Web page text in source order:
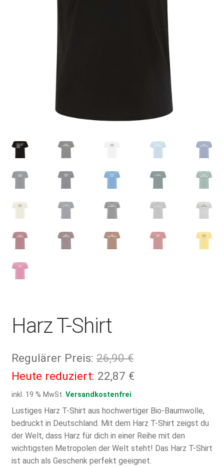
Harz T-Shirt
Regulärer Preis: 26,90€Ursprünglicher
Preis
26,90 €
Heute reduziert: 22,87 €Aktueller
ist:
22,87 €.
inkl. 19 % MwSt. Versandkostenfrei
Lustiges Harz T-Shirt aus hochwertiger Bio-Baumwolle,
bedruckt in Deutschland. Mit dem Harz T-Shirt zeigst du
der Welt, dass Harz für dich in einer Reihe mit den
wichtigsten Metropolen der Welt steht! Das Harz T-Shirt
ist auch als Geschenk perfekt geeignet.